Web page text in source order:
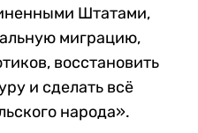
Штатами,
миграцию,
восстановить
и сделать всё
народа».